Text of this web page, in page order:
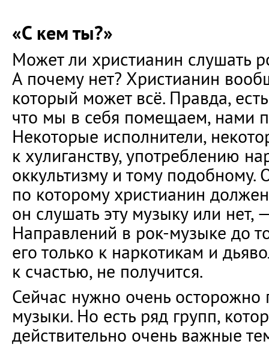
«С кем ты?»
Может ли христианин слушать
А почему нет? Христианин
который может всё. Правда,
что мы в себя помещаем, нами
Некоторые исполнители,
к хулиганству, употреблению
оккультизму и тому подобному.
по которому христианин
он слушать эту музыку или нет,
Направлений в рок-музыке до
его только к наркотикам и
к счастью, не получится.
Сейчас нужно очень осторожно
музыки. Но есть ряд групп,
действительно очень важные